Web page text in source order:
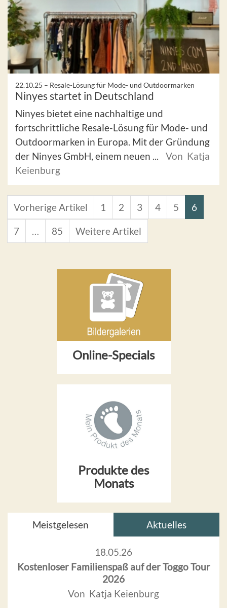
22.10.25 – Resale-Lösung für Mode- und Outdoormarken
Ninyes startet in Deutschland
Ninyes bietet eine nachhaltige und
fortschrittliche Resale-Lösung für Mode- und
Outdoormarken in Europa. Mit der Gründung
der Ninyes GmbH, einem neuen ...
Von Katja
Keienburg
Vorherige Artikel 1 2 3 4 5 6
7 … 85 Weitere Artikel
Online-Specials
Produkte des
Monats
Meistgelesen Aktuelles
18.05.26
Kostenloser Familienspaß auf der Toggo Tour
2026
Von Katja Keienburg